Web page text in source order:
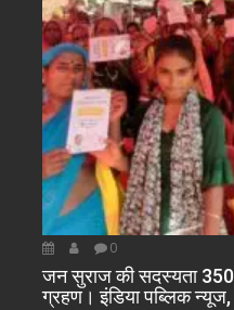
0
जन सुराज की सदस्यता
ग्रहण। इंडिया पब्लिक